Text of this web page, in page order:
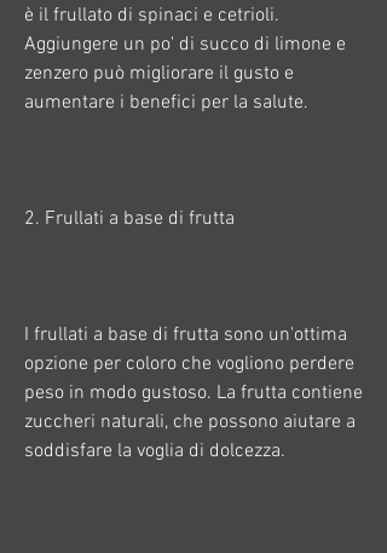
è il frullato di spinaci e cetrioli.
Aggiungere un po' di succo di limone e
zenzero può migliorare il gusto e
aumentare i benefici per la salute.
2. Frullati a base di frutta
I frullati a base di frutta sono un'ottima
opzione per coloro che vogliono perdere
peso in modo gustoso. La frutta contiene
zuccheri naturali, che possono aiutare a
soddisfare la voglia di dolcezza.